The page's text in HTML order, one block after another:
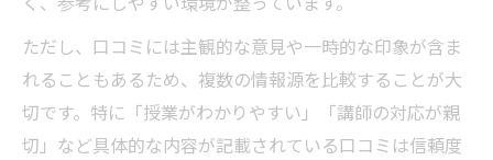
ただし、口コミには主観的な意見や一時的な印象が含ま
れることもあるため、複数の情報源を比較することが大
切です。特に「授業がわかりやすい」「講師の対応が親
切」など具体的な内容が記載されている口コミは信頼度